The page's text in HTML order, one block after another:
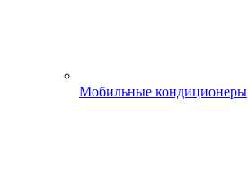
Мобильные кондиционеры